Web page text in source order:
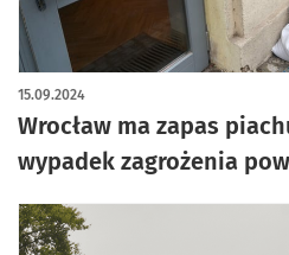
Wrocław ma zapas
wypadek zagrożenia
15.09.2024